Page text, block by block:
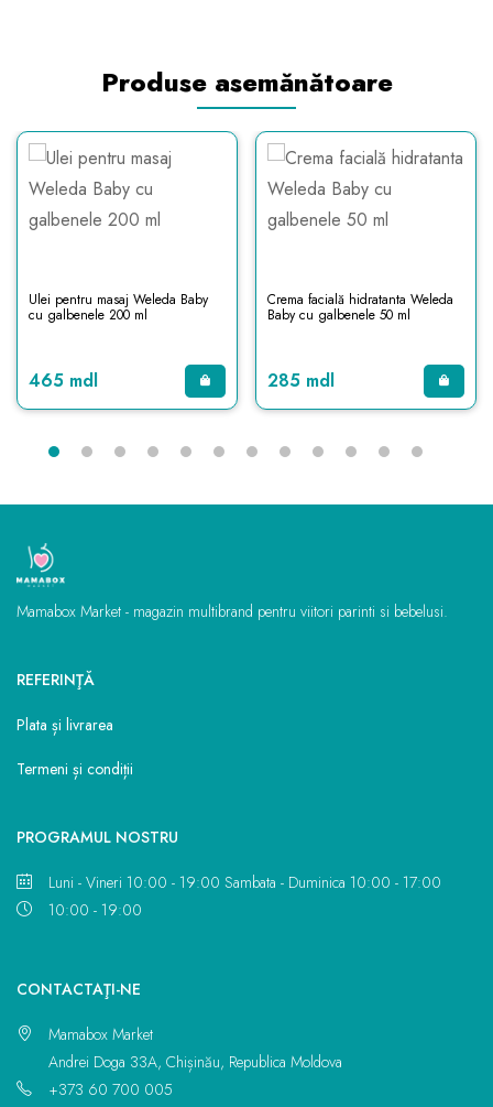
Produse asemănătoare
Ulei pentru masaj Weleda Baby
cu galbenele 200 ml
465 mdl
Crema facială hidratanta Weleda
Baby cu galbenele 50 ml
285 mdl
Mamabox Market - magazin multibrand pentru viitori parinti si bebelusi.
REFERINŢĂ
Plata și livrarea
Termeni și condiții
PROGRAMUL NOSTRU
Luni - Vineri 10:00 - 19:00 Sambata - Duminica 10:00 - 17:00
10:00 - 19:00
CONTACTAŢI-NE
Mamabox Market
Andrei Doga 33A, Chișinău, Republica Moldova
+373 60 700 005